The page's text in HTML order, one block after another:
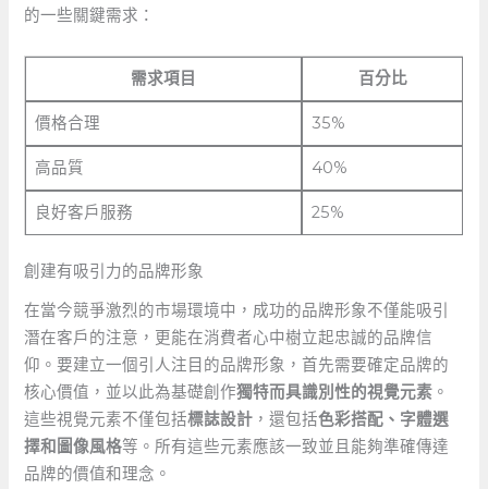
的一些關鍵需求：
需求項目 百分比
價格合理 35%
高品質 40%
良好客戶服務 25%
創建有吸引力的品牌形象
在當今競爭激烈的市場環境中，成功的品牌形象不僅能吸引
潛在客戶的注意，更能在消費者心中樹立起忠誠的品牌信
仰。要建立一個引人注目的品牌形象，首先需要確定品牌的
核心價值，並以此為基礎創作獨特而具識別性的視覺元素 。
這些視覺元素不僅包括標誌設計 ，還包括色彩搭配、字體選
擇和圖像風格等。所有這些元素應該一致並且能夠準確傳達
品牌的價值和理念。